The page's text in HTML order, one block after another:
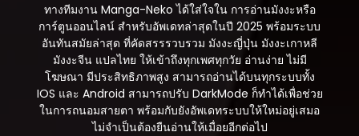
ทางทีมงาน Manga-Neko ได้ใส่ใจใน การอ่านมังงะหรือ
การ์ตูนออนไลน์ สำหรับอัพเดทล่าสุดในปี 2025 พร้อมระบบ
อันทันสมัยล่าสุด ที่คัดสรรรวบรวม มังงะญี่ปุ่น มังงะเกาหลี
มังงะจีน แปลไทย ให้เข้าถึงทุกเพศทุกวัย อ่านง่าย ไม่มี
โฆษณา มีประสิทธิภาพสูง สามารถอ่านได้บนทุกระบบทั้ง
IOS และ Android สามารถปรับ DarkMode ก็ทำได้เพื่อช่วย
ในการถนอมสายตา พร้อมกับยังอัพเดทระบบให้ใหม่อยู่เสมอ
ไม่จำเป็นต้องยืนอ่านให้เมื่อยอีกต่อไป